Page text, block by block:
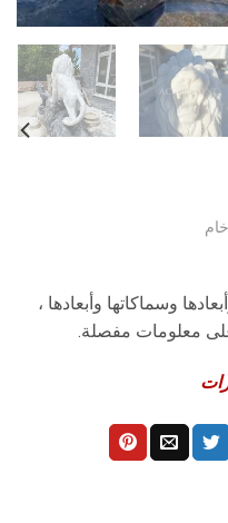
وسماكاتها وأبعادها ،
معلومات مفصلة.